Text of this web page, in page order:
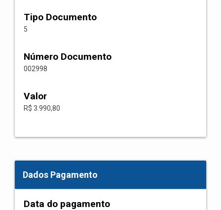
Tipo Documento
5
Número Documento
002998
Valor
R$ 3.990,80
Dados Pagamento
Data do pagamento